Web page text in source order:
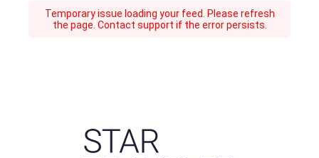
Temporary issue loading your feed. Please refresh
the page. Contact support if the error persists.